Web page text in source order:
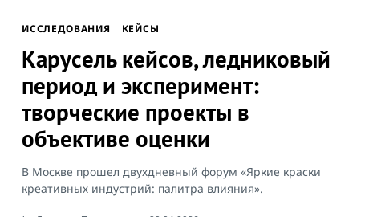
ИССЛЕДОВАНИЯ КЕЙСЫ
Карусель кейсов, ледниковый
период и эксперимент:
творческие проекты в
объективе оценки
В Москве прошел двухдневный форум «Яркие краски
креативных индустрий: палитра влияния».